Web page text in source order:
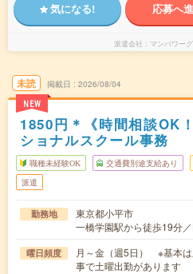
気になる! 応募へ
派遣会社 マンパワー
未読
NEW
掲載日 2026/08/04
1850円＊《時間相談OK
ショナルスクール事務
職種未経験OK 交通費別途支給あり
派遣
勤務地
東京都小平市
一橋学園駅から徒歩19分
曜日頻度
月～金（週5日） ※基本
事で土曜出勤があります